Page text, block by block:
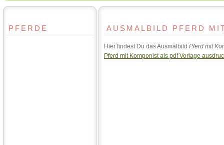
PFERDE AUSMALBILD PFERD
Hier findest Du das Ausmalbild Pferd mit
Pferd mit Komponist als pdf Vorlage